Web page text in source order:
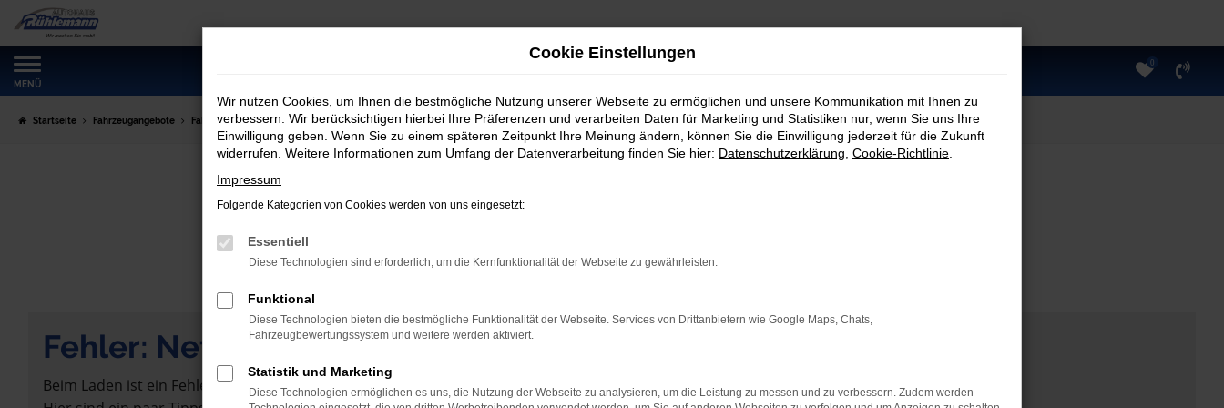
Zum
Hauptinhalt
springen
MENÜ
0
Startseite Fahrzeugangebote Fahrzeugmarkt
Fahrzeugmarkt
Fehler: Network Error
Beim Laden ist ein Fehler aufgetreten.
Cookie Einstellungen
Wir nutzen Cookies, um Ihnen die bestmögliche Nutzung unserer Webseite zu ermöglichen und unsere Kommunikation mit Ihnen zu
verbessern. Wir berücksichtigen hierbei Ihre Präferenzen und verarbeiten Daten für Marketing und Statistiken nur, wenn Sie uns Ihre
Einwilligung geben. Wenn Sie zu einem späteren Zeitpunkt Ihre Meinung ändern, können Sie die Einwilligung jederzeit für die Zukunft
widerrufen. Weitere Informationen zum Umfang der Datenverarbeitung finden Sie hier: Datenschutzerklärung Cookie-Richtlinie
Impressum
Folgende Kategorien von Cookies werden von uns eingesetzt:
Essentiell
Diese Technologien sind erforderlich, um die Kernfunktionalität der Webseite zu gewährleisten.
Funktional
Diese Technologien bieten die bestmögliche Funktionalität der Webseite. Services von Drittanbietern wie Google Maps, Chats,
Fahrzeugbewertungssystem und weitere werden aktiviert.
Statistik und Marketing
Diese Technologien ermöglichen es uns, die Nutzung der Webseite zu analysieren, um die Leistung zu messen und zu verbessern. Zudem werden